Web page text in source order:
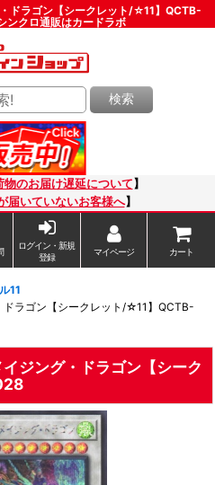
ドラゴン【シークレット/☆11】QCTB-
ンクロ通販はカードラボ
検索
のお届け遅延について 】
届いていないお客様へ】
ログイン・新規
登録
マイページ カート
11
ドラゴン【シークレット/☆11】QCTB-
ジング・ドラゴン【シーク